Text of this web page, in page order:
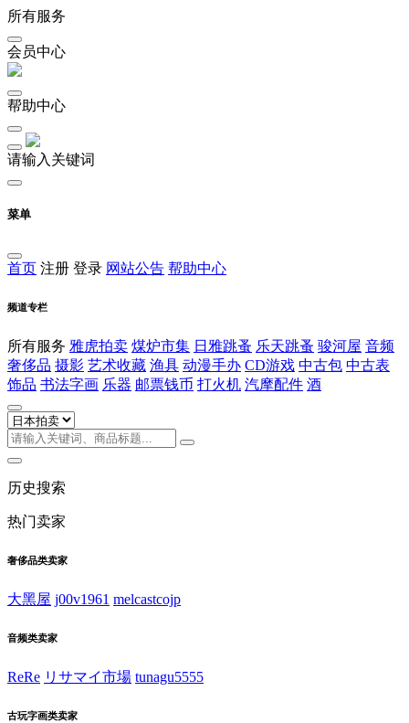
所有服务
会员中心
帮助中心
请输入关键词
菜单
首页 注册 登录 网站公告 帮助中心
频道专栏
所有服务 雅虎拍卖 煤炉市集 日雅跳蚤 乐天跳蚤 骏河屋 音频
奢侈品 摄影 艺术收藏 渔具 动漫手办 CD游戏 中古包 中古表
饰品 书法字画 乐器 邮票钱币 打火机 汽摩配件 酒
历史搜索
热门卖家
奢侈品类卖家
大黑屋 j00v1961 melcastcojp
音频类卖家
ReRe リサマイ市場 tunagu5555
古玩字画类卖家